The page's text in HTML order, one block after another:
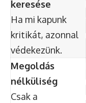
keresése
Ha mi kapunk
kritikát, azonnal
védekezünk.
Megoldás
nélküliség
Csak a